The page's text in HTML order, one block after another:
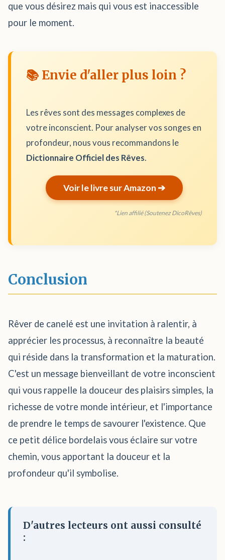
que vous désirez mais qui vous est inaccessible
pour le moment.
📚 Envie d'aller plus loin ?
Les rêves sont des messages complexes de
votre inconscient. Pour analyser vos songes en
profondeur, nous vous recommandons le
Dictionnaire Officiel des Rêves.
Voir le livre sur Amazon ➔
*Lien affilié (Soutenez DicoRêves)
Conclusion
Rêver de canelé est une invitation à ralentir, à
apprécier les processus, à reconnaître la beauté
qui réside dans la transformation et la maturation.
C'est un message bienveillant de votre inconscient
qui vous rappelle la douceur des plaisirs simples, la
richesse de votre monde intérieur, et l'importance
de prendre le temps de savourer l'existence. Que
ce petit délice bordelais vous éclaire sur votre
chemin, vous apportant la douceur et la
profondeur qu'il symbolise.
D'autres lecteurs ont aussi consulté
: